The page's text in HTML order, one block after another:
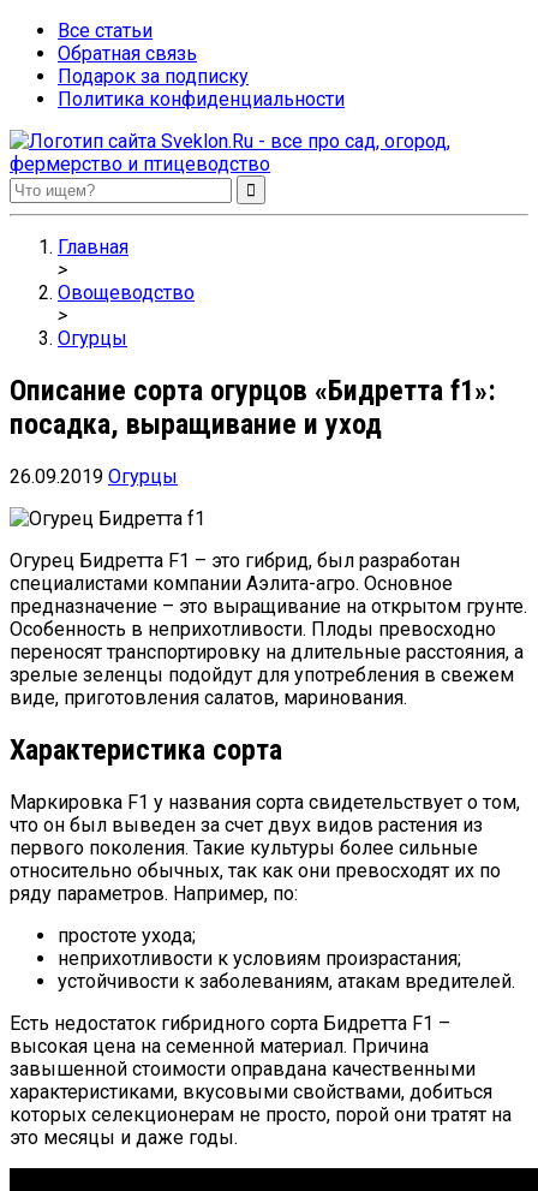
Все статьи
Обратная связь
Подарок за подписку
Политика конфиденциальности
Sveklon.Ru – все про сад, огород, фермерство и птицеводство
Главная
>
Овощеводство
>
Огурцы
Описание сорта огурцов «Бидретта f1»:
посадка, выращивание и уход
26.09.2019 Огурцы
Огурец Бидретта F1 – это гибрид, был разработан
специалистами компании Аэлита-агро. Основное
предназначение – это выращивание на открытом грунте.
Особенность в неприхотливости. Плоды превосходно
переносят транспортировку на длительные расстояния, а
зрелые зеленцы подойдут для употребления в свежем
виде, приготовления салатов, маринования.
Характеристика сорта
Маркировка F1 у названия сорта свидетельствует о том,
что он был выведен за счет двух видов растения из
первого поколения. Такие культуры более сильные
относительно обычных, так как они превосходят их по
ряду параметров. Например, по:
простоте ухода;
неприхотливости к условиям произрастания;
устойчивости к заболеваниям, атакам вредителей.
Есть недостаток гибридного сорта Бидретта F1 –
высокая цена на семенной материал. Причина
завышенной стоимости оправдана качественными
характеристиками, вкусовыми свойствами, добиться
которых селекционерам не просто, порой они тратят на
это месяцы и даже годы.